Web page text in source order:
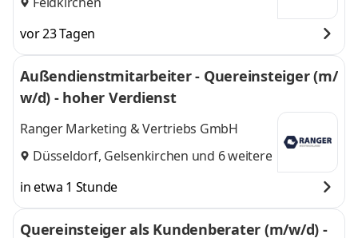
vor 23 Tagen
Außendienstmitarbeiter - Quereinsteiger (m/
w/d) - hoher Verdienst
Ranger Marketing & Vertriebs GmbH
Düsseldorf, Gelsenkirchen und 6 weitere
in etwa 1 Stunde
Quereinsteiger als Kundenberater (m/w/d) -